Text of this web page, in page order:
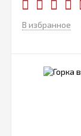
В избранное